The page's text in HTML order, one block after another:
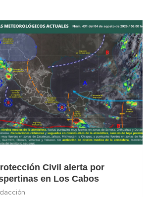
Civil alerta por
en Los Cabos